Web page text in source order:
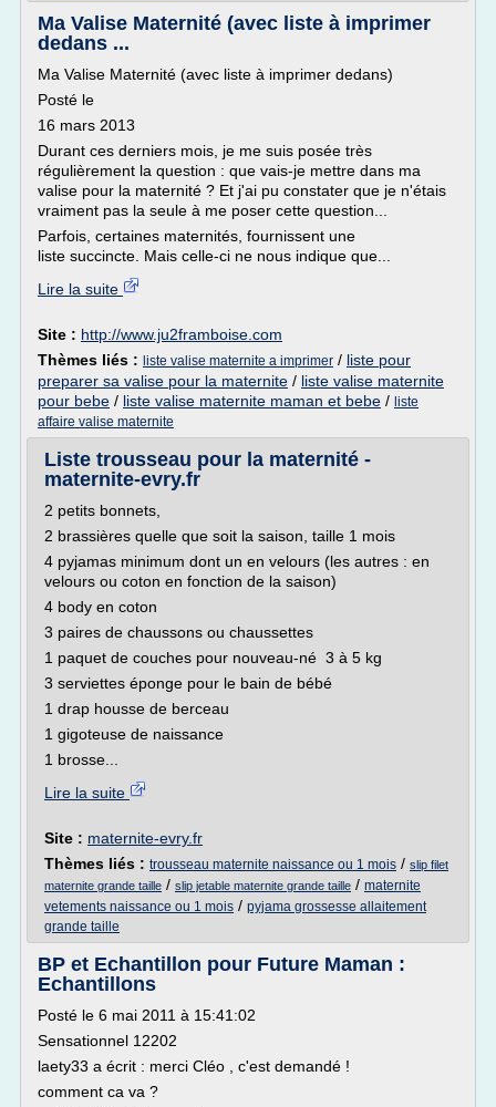
Ma Valise Maternité (avec liste à imprimer
dedans ...
Ma Valise Maternité (avec liste à imprimer dedans)
Posté le
16 mars 2013
Durant ces derniers mois, je me suis posée très
régulièrement la question : que vais-je mettre dans ma
valise pour la maternité ? Et j'ai pu constater que je n'étais
vraiment pas la seule à me poser cette question...
Parfois, certaines maternités, fournissent une
liste succincte. Mais celle-ci ne nous indique que...
Lire la suite
Site : http://www.ju2framboise.com
Thèmes liés : liste valise maternite a imprimer / liste pour
preparer sa valise pour la maternite / liste valise maternite
pour bebe / liste valise maternite maman et bebe / liste
affaire valise maternite
Liste trousseau pour la maternité -
maternite-evry.fr
2 petits bonnets,
2 brassières quelle que soit la saison, taille 1 mois
4 pyjamas minimum dont un en velours (les autres : en
velours ou coton en fonction de la saison)
4 body en coton
3 paires de chaussons ou chaussettes
1 paquet de couches pour nouveau-né 3 à 5 kg
3 serviettes éponge pour le bain de bébé
1 drap housse de berceau
1 gigoteuse de naissance
1 brosse...
Lire la suite
Site : maternite-evry.fr
Thèmes liés : trousseau maternite naissance ou 1 mois / slip filet
maternite grande taille / slip jetable maternite grande taille / maternite
vetements naissance ou 1 mois / pyjama grossesse allaitement
grande taille
BP et Echantillon pour Future Maman :
Echantillons
Posté le 6 mai 2011 à 15:41:02
Sensationnel 12202
laety33 a écrit : merci Cléo , c'est demandé !
comment ca va ?